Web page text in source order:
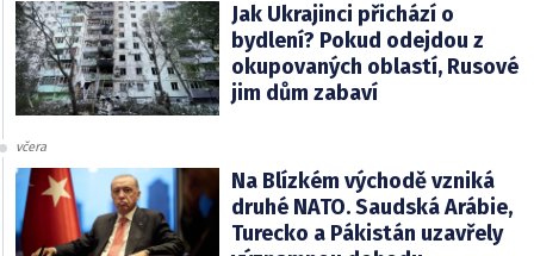
Jak Ukrajinci přichází o
bydlení? Pokud odejdou z
okupovaných oblastí, Rusové
jim dům zabaví
včera
Na Blízkém východě vzniká
druhé NATO. Saudská Arábie,
Turecko a Pákistán uzavřely